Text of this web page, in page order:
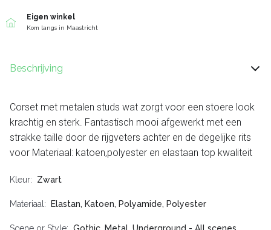
Eigen winkel
Kom langs in Maastricht
Beschrijving
Corset met metalen studs wat zorgt voor een stoere look
krachtig en sterk. Fantastisch mooi afgewerkt met een
strakke taille door de rijgveters achter en de degelijke rits
voor Materiaal: katoen,polyester en elastaan top kwaliteit
Kleur Zwart
Materiaal Elastan, Katoen, Polyamide, Polyester